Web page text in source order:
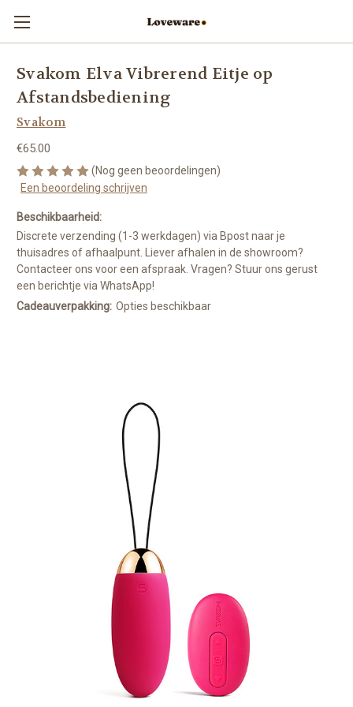
Svakom Elva Vibrerend Eitje op
Afstandsbediening
Svakom
€65.00
(Nog geen beoordelingen)
Een beoordeling schrijven
Beschikbaarheid:
Discrete verzending (1-3 werkdagen) via Bpost naar je
thuisadres of afhaalpunt. Liever afhalen in de showroom?
Contacteer ons voor een afspraak. Vragen? Stuur ons gerust
een berichtje via WhatsApp!
Cadeauverpakking: Opties beschikbaar